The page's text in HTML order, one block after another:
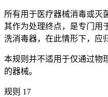
所有用于医疗器械消毒或灭
其作为处理终点，是专门用
洗消毒器，在此情形下，应
本规则并不适用于仅通过物
的器械。
规则 17